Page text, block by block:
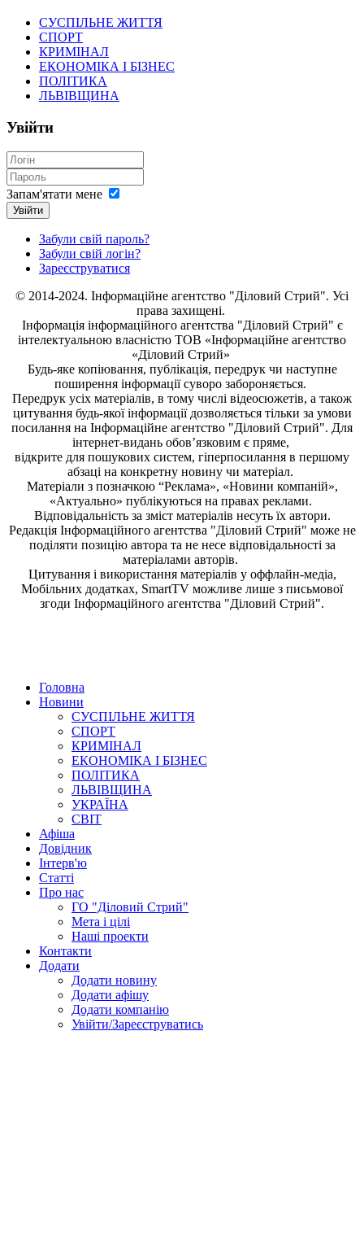
СУСПІЛЬНЕ ЖИТТЯ
СПОРТ
КРИМІНАЛ
ЕКОНОМІКА І БІЗНЕС
ПОЛІТИКА
ЛЬВІВЩИНА
Увійти
Запам'ятати мене
Увійти
Забули свій пароль?
Забули свій логін?
Зареєструватися
© 2014-2024. Інформаційне агентство "Діловий Стрий". Усі
права захищені.
Інформація інформаційного агентства "Діловий Стрий" є
інтелектуальною власністю ТОВ «Інформаційне агентство
«Діловий Стрий»
Будь-яке копiювання, публiкацiя, передрук чи наступне
поширення iнформацiї суворо забороняється.
Передрук усіх матеріалів, в тому числі відеосюжетів, а також
цитування будь-якої інформації дозволяється тільки за умови
посилання на Інформаційне агентство "Діловий Стрий". Для
інтернет-видань обов’язковим є пряме,
відкрите для пошукових систем, гіперпосилання в першому
абзаці на конкретну новину чи матеріал.
Матеріали з позначкою “Реклама», «Новини компаній»,
«Актуально» публікуються на правах реклами.
Відповідальність за зміст матеріалів несуть їх автори.
Редакція Інформаційного агентства "Діловий Стрий" може не
поділяти позицію автора та не несе відповідальності за
матеріалами авторів.
Цитування і використання матеріалів у оффлайн-медіа,
Мобільних додатках, SmartTV можливе лише з письмової
згоди Інформаційного агентства "Діловий Стрий".
Головна
Новини
СУСПІЛЬНЕ ЖИТТЯ
СПОРТ
КРИМІНАЛ
ЕКОНОМІКА І БІЗНЕС
ПОЛІТИКА
ЛЬВІВЩИНА
УКРАЇНА
СВІТ
Афіша
Довідник
Інтерв'ю
Статті
Про нас
ГО "Діловий Стрий"
Мета і цілі
Наші проекти
Контакти
Додати
Додати новину
Додати афішу
Додати компанію
Увійти/Зареєструватись